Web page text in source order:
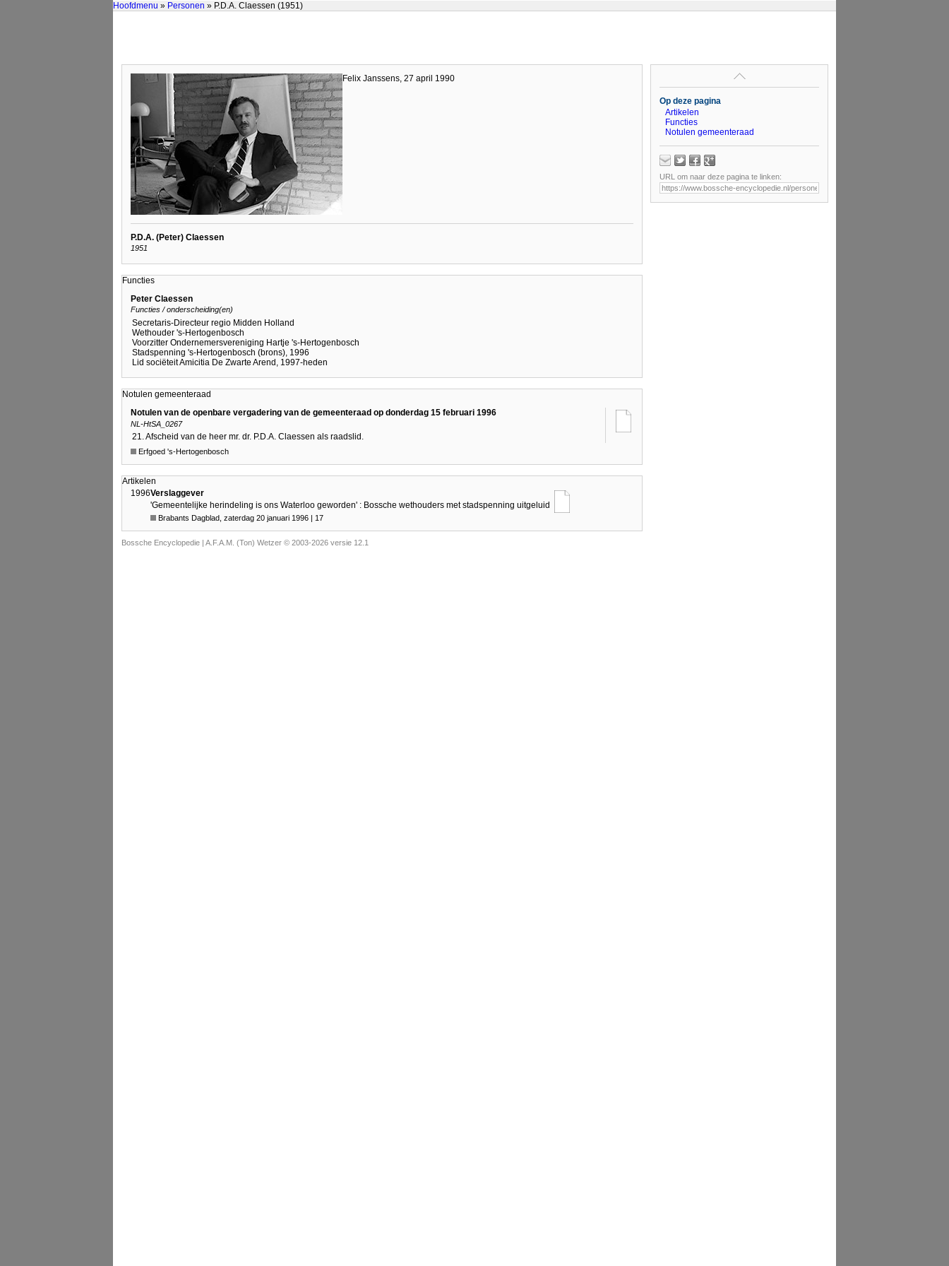
Hoofdmenu » Personen » P.D.A. Claessen (1951)
Felix Janssens, 27 april 1990
P.D.A. (Peter) Claessen
1951
Functies
Peter Claessen
Functies / onderscheiding(en)
Secretaris-Directeur regio Midden Holland
Wethouder 's-Hertogenbosch
Voorzitter Ondernemersvereniging Hartje 's-Hertogenbosch
Stadspenning 's-Hertogenbosch (brons), 1996
Lid sociëteit Amicitia De Zwarte Arend, 1997-heden
Notulen gemeenteraad
Notulen van de openbare vergadering van de gemeenteraad op donderdag 15 februari 1996
NL-HtSA_0267
21. Afscheid van de heer mr. dr. P.D.A. Claessen als raadslid.
Erfgoed 's-Hertogenbosch
Artikelen
1996Verslaggever
'Gemeentelijke herindeling is ons Waterloo geworden' : Bossche wethouders met stadspenning uitgeluid
Brabants Dagblad, zaterdag 20 januari 1996 | 17
Op deze pagina
Artikelen
Functies
Notulen gemeenteraad
URL om naar deze pagina te linken:
Bossche Encyclopedie | A.F.A.M. (Ton) Wetzer © 2003-2026 versie 12.1